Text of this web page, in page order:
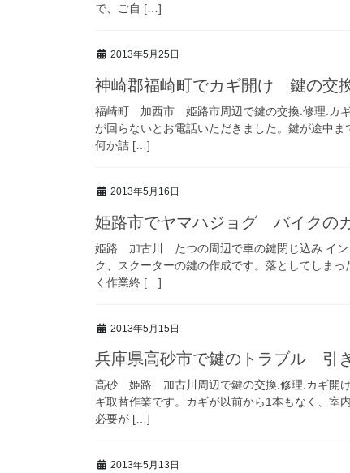
で、ご自 […]
2013年5月25日
神崎郡福崎町でカギ開け 鍵の交
福崎町 加西市 姫路市周辺で鍵の交換.修理.カギ
が回らないとお電話いただきました。鍵が途中
何か詰 […]
2013年5月16日
姫路市でヤマハジョグ バイクの
姫路 加古川 たつの周辺で車の鍵閉じ込み.イン
ク、スクーターの鍵の作成です。落としてしま
く作業終 […]
2013年5月15日
兵庫県高砂市で鍵のトラブル 引
高砂 姫路 加古川周辺で鍵の交換.修理.カギ開け
ギ取替作業です。カギが以前から1本もなく、室
必要が […]
2013年5月13日